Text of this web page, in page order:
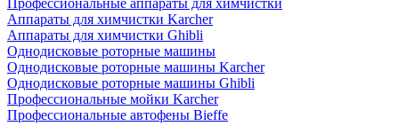
Профессиональные аппараты для химчистки
Аппараты для химчистки Karcher
Аппараты для химчистки Ghibli
Однодисковые роторные машины
Однодисковые роторные машины Karcher
Однодисковые роторные машины Ghibli
Профессиональные мойки Karcher
Профессиональные автофены Bieffe